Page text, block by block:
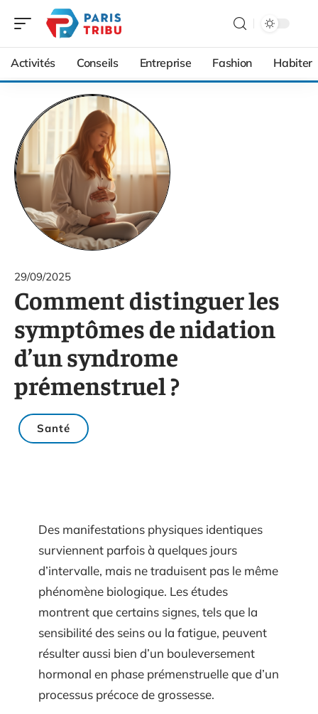
Activités Conseils Entreprise Fashion Habiter
29/09/2025
Comment distinguer les
symptômes de nidation
d’un syndrome
prémenstruel ?
Santé
Des manifestations physiques identiques
surviennent parfois à quelques jours
d’intervalle, mais ne traduisent pas le même
phénomène biologique. Les études
montrent que certains signes, tels que la
sensibilité des seins ou la fatigue, peuvent
résulter aussi bien d’un bouleversement
hormonal en phase prémenstruelle que d’un
processus précoce de grossesse.